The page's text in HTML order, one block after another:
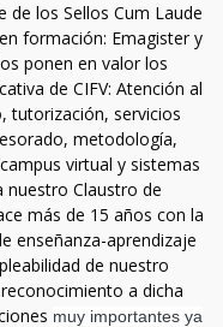
los Sellos Cum Laude
formación: Emagister y
ponen en valor los
de CIFV: Atención al
tutorización, servicios
metodología,
virtual y sistemas
nuestro Claustro de
más de 15 años con la
enseñanza-aprendizaje
de nuestro
a dicha
muy importantes ya